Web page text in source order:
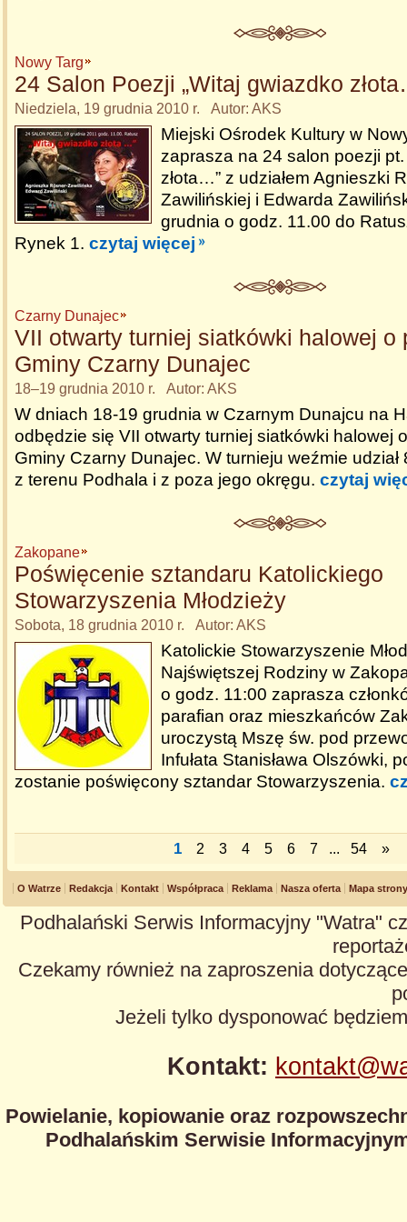
Nowy Targ
24 Salon Poezji „Witaj gwiazdko
Niedziela, 19 grudnia 2010 r. Autor: AKS
Miejski Ośrodek Kultury w
zaprasza na 24 salon poezji
złota…” z udziałem Agnieszki
Zawilińskiej i Edwarda
grudnia o godz. 11.00 do
Rynek 1. czytaj więcej
Czarny Dunajec
VII otwarty turniej siatkówki halowej o
Gminy Czarny Dunajec
18–19 grudnia 2010 r. Autor: AKS
W dniach 18-19 grudnia w Czarnym Dunajcu na
odbędzie się VII otwarty turniej siatkówki halowej
Gminy Czarny Dunajec. W turnieju weźmie
z terenu Podhala i z poza jego okręgu. czytaj
Zakopane
Poświęcenie sztandaru Katolickiego
Stowarzyszenia Młodzieży
Sobota, 18 grudnia 2010 r. Autor: AKS
Katolickie Stowarzyszenie
Najświętszej Rodziny w
o godz. 11:00 zaprasza
parafian oraz mieszkańców
uroczystą Mszę św. pod
Infułata Stanisława Olszówki,
zostanie poświęcony sztandar Stowarzyszenia.
1 2 3 4 5 6 7 ... 54 »
O Watrze Redakcja Kontakt Współpraca Reklama Nasza oferta Mapa strony
Podhalański Serwis Informacyjny "Watra"
Czekamy również na zaproszenia
Jeżeli tylko dysponować
Kontakt:
Powielanie, kopiowanie oraz
Podhalańskim Serwisie